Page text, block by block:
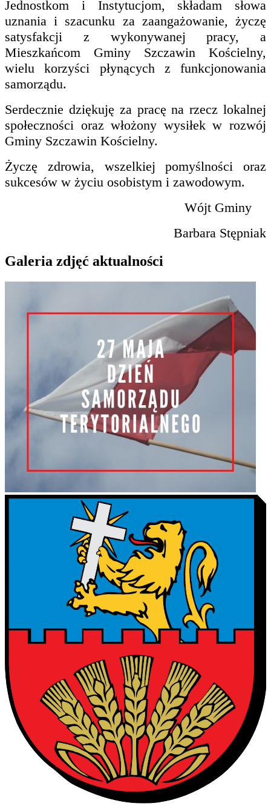
Jednostkom i Instytucjom, składam słowa
uznania i szacunku za zaangażowanie, życzę
satysfakcji z wykonywanej pracy, a
Mieszkańcom Gminy Szczawin Kościelny,
wielu korzyści płynących z funkcjonowania
samorządu.
Serdecznie dziękuję za pracę na rzecz lokalnej
społeczności oraz włożony wysiłek w rozwój
Gminy Szczawin Kościelny.
Życzę zdrowia, wszelkiej pomyślności oraz
sukcesów w życiu osobistym i zawodowym.
Wójt Gminy
Barbara Stępniak
Galeria zdjęć aktualności